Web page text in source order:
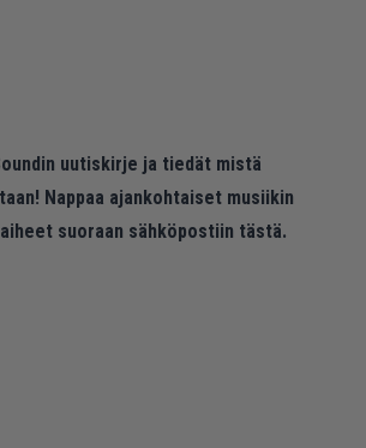
uutiskirje ja tiedät mistä
Nappaa ajankohtaiset musiikin
suoraan sähköpostiin tästä.